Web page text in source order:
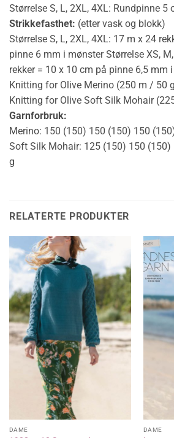
Størrelse S, L, 2XL, 4XL: Rundpinne 5
Strikkefasthet: (etter vask og blokk)
Størrelse S, L, 2XL, 4XL: 17 m x 24
pinne 6 mm i mønster Størrelse XS,
rekker = 10 x 10 cm på pinne 6,5 mm
Knitting for Olive Merino (250 m / 50
Knitting for Olive Soft Silk Mohair
Garnforbruk:
Merino: 150 (150) 150 (150) 150
Soft Silk Mohair: 125 (150) 150
g
RELATERTE PRODUKTER
DAME DAME